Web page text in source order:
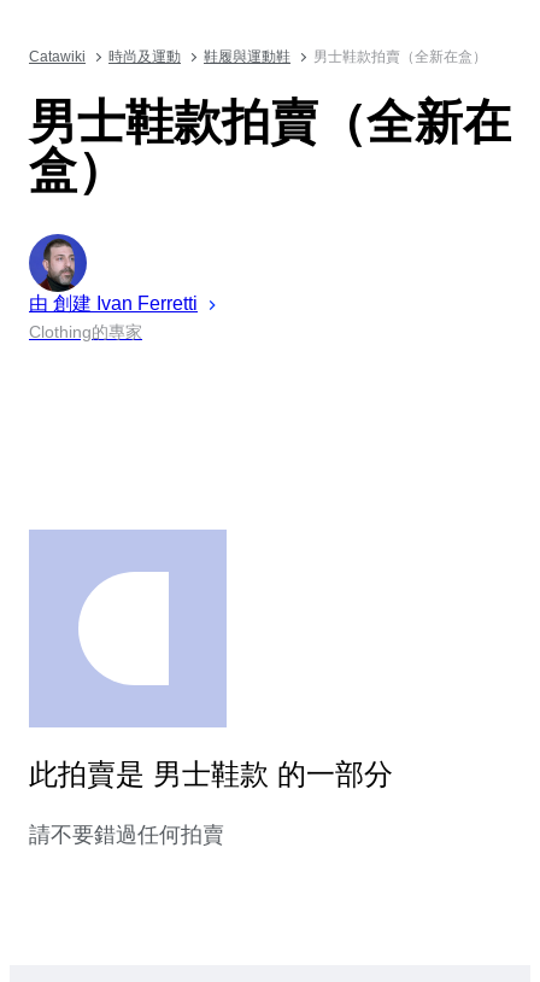
Catawiki 時尚及運動 鞋履與運動鞋 男士鞋款拍賣（全新在盒）
男士鞋款拍賣（全新在
盒）
由 創建 Ivan Ferretti
Clothing的專家
此拍賣是 男士鞋款 的一部分
請不要錯過任何拍賣